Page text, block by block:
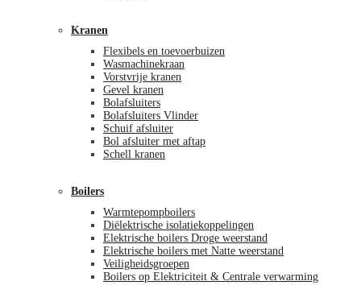
Kranen
Flexibels en toevoerbuizen
Wasmachinekraan
Vorstvrije kranen
Gevel kranen
Bolafsluiters
Bolafsluiters Vlinder
Schuif afsluiter
Bol afsluiter met aftap
Schell kranen
Boilers
Warmtepompboilers
Diëlektrische isolatiekoppelingen
Elektrische boilers Droge weerstand
Elektrische boilers met Natte weerstand
Veiligheidsgroepen
Boilers op Elektriciteit & Centrale verwarming